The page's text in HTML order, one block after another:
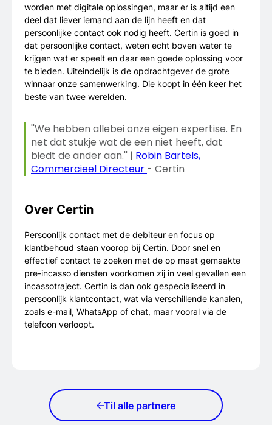
worden met digitale oplossingen, maar er is altijd een
deel dat liever iemand aan de lijn heeft en dat
persoonlijke contact ook nodig heeft. Certin is goed in
dat persoonlijke contact, weten echt boven water te
krijgen wat er speelt en daar een goede oplossing voor
te bieden. Uiteindelijk is de opdrachtgever de grote
winnaar onze samenwerking. Die koopt in één keer het
beste van twee werelden.
''We hebben allebei onze eigen expertise. En
net dat stukje wat de een niet heeft, dat
biedt de ander aan.'' | Robin Bartels,
Commercieel Directeur - Certin
Over Certin
Persoonlijk contact met de debiteur en focus op
klantbehoud staan voorop bij Certin. Door snel en
effectief contact te zoeken met de op maat gemaakte
pre-incasso diensten voorkomen zij in veel gevallen een
incassotraject. Certin is dan ook gespecialiseerd in
persoonlijk klantcontact, wat via verschillende kanalen,
zoals e-mail, WhatsApp of chat, maar vooral via de
telefoon verloopt.
Til alle partnere